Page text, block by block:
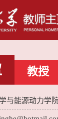
教授
与能源动力学